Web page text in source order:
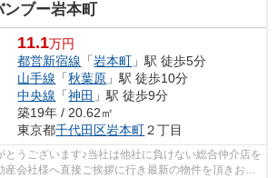
ンブー岩本町
11.1万円
都営新宿線 「岩本町 」駅 徒歩5分
山手線 「秋葉原 」駅 徒歩10分
中央線 「神田 」駅 徒歩9分
築19年 / 20.62㎡
東京都千代田区岩本町２丁目
とうございます♪当社は他社に負けない総合仲介店を
産会社様へ直接ご挨拶に行き最新の物件を頂きお客